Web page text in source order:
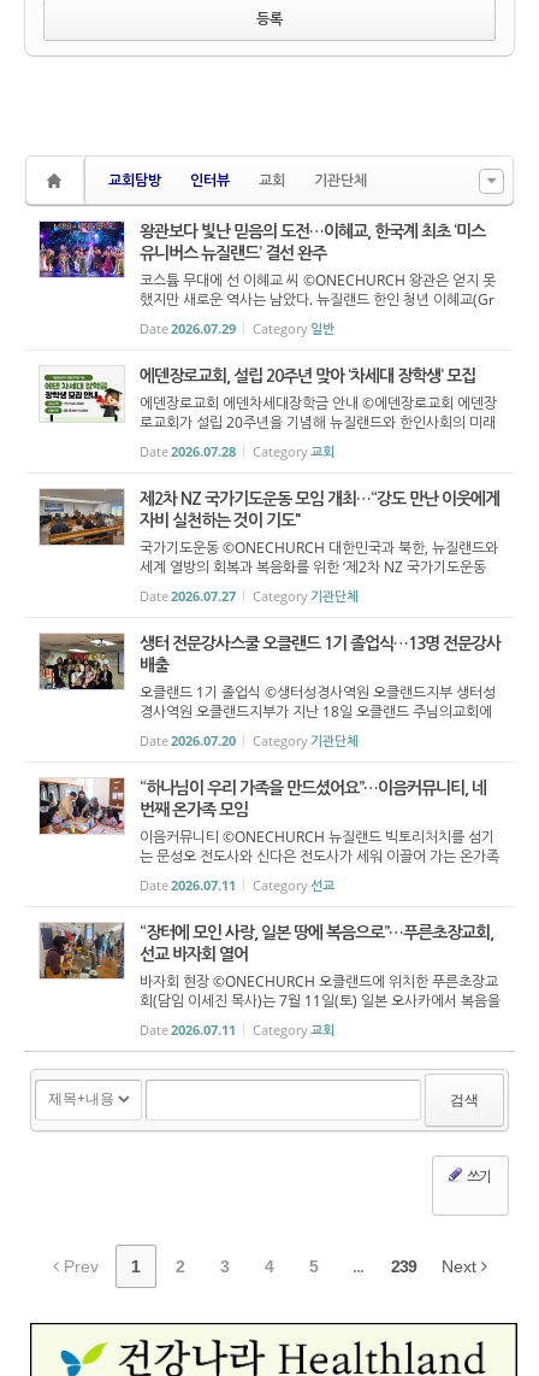
교회탐방 인터뷰 교회 기관단체
왕관보다 빛난 믿음의 도전…이혜교, 한국계 최초 ‘미스
유니버스 뉴질랜드’ 결선 완주
코스튬 무대에 선 이혜교 씨 ©ONECHURCH 왕관은 얻지 못
했지만 새로운 역사는 남았다. 뉴질랜드 한인 청년 이혜교(Gr
ace Lee·19) 씨가 한국계 참가자로는 처음으로 ‘미스 유니버
스 뉴질랜드(Miss Universe New Zealand)’ 최종 결선 ...
Date2026.07.29 Category 일반
에덴장로교회, 설립 20주년 맞아 ‘차세대 장학생’ 모집
에덴장로교회 에덴차세대장학금 안내 ©에덴장로교회 에덴장
로교회가 설립 20주년을 기념해 뉴질랜드와 한인사회의 미래
를 이끌어 갈 학생을 지원하는 ‘에덴차세대장학금’을 신설하고
장학생을 모집한다. 장학금 총규모는 1만 뉴질랜드달러(N...
Date2026.07.28 Category교회
제2차 NZ 국가기도운동 모임 개최…“강도 만난 이웃에게
자비 실천하는 것이 기도"
국가기도운동 ©ONECHURCH 대한민국과 북한, 뉴질랜드와
세계 열방의 회복과 복음화를 위한 ‘제2차 NZ 국가기도운동
(회장 선우형식 목사) 모임’이 7월 27일 지구촌선교센터에서
열렸다. 선우형식 목사의 인도로 진행된 이날 모임은 회개의
Date2026.07.27 Category 기관단체
생터 전문강사스쿨 오클랜드 1기 졸업식…13명 전문강사
배출
오클랜드 1기 졸업식 ©생터성경사역원 오클랜드지부 생터성
경사역원 오클랜드지부가 지난 18일 오클랜드 주님의교회에
서 ‘생터 전문강사스쿨 오클랜드 1기 졸업식’을 개최했다. 이날
졸업식에서는 7개월간의 교육과정을 마친 졸업생 13명이 ...
Date2026.07.20 Category 기관단체
“하나님이 우리 가족을 만드셨어요”…이음커뮤니티, 네
번째 온가족 모임
이음커뮤니티 ©ONECHURCH 뉴질랜드 빅토리처치를 섬기
는 문성오 전도사와 신다은 전도사가 세워 이끌어 가는 온가족
예배 공동체 ‘이음커뮤니티’가 7월 11일 네 번째 정기 모임을
열었다. 이날 모임에는 약 10가정의 부모와 자녀가 참여해
Date2026.07.11 Category선교
“장터에 모인 사랑, 일본 땅에 복음으로”…푸른초장교회,
선교 바자회 열어
바자회 현장 ©ONECHURCH 오클랜드에 위치한 푸른초장교
회(담임 이세진 목사)는 7월 11일(토) 일본 오사카에서 복음을
전하는 장욱재 선교사를 후원하기 위한 일일 선교 바자회를 열
었다. 성도들은 음식과 의류, 생활용품 등을 자발적으로 준비
했으며, 이...
Date2026.07.11 Category교회
검색
쓰기
Prev 1 2 3 4 5 ... 239 Next